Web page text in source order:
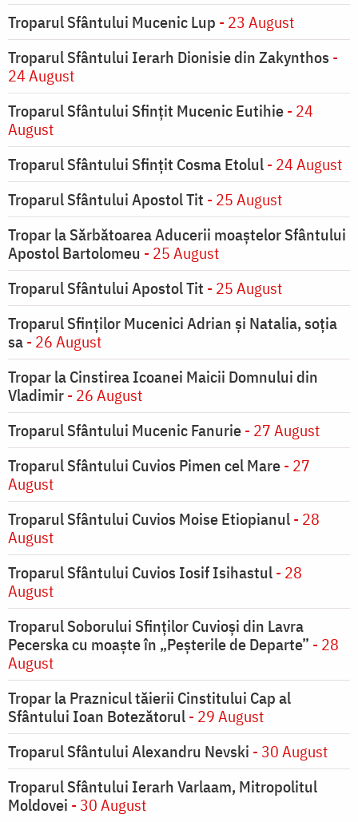
Troparul Sfântului Mucenic Lup - 23 August
Troparul Sfântului Ierarh Dionisie din Zakynthos -
24 August
Troparul Sfântului Sfinţit Mucenic Eutihie- 24
August
Troparul Sfântului Sfinţit Cosma Etolul- 24 August
Troparul Sfântului Apostol Tit - 25 August
Tropar la Sărbătoarea Aducerii moaştelor Sfântului
Apostol Bartolomeu - 25 August
Troparul Sfântului Apostol Tit - 25 August
Troparul Sfinţilor Mucenici Adrian şi Natalia, soţia
sa- 26 August
Tropar la Cinstirea Icoanei Maicii Domnului din
Vladimir- 26 August
Troparul Sfântului Mucenic Fanurie- 27 August
Troparul Sfântului Cuvios Pimen cel Mare- 27
August
Troparul Sfântului Cuvios Moise Etiopianul- 28
August
Troparul Sfântului Cuvios Iosif Isihastul- 28
August
Troparul Soborului Sfinților Cuvioși din Lavra
Pecerska cu moaște în „Peșterile de Departe” - 28
August
Tropar la Praznicul tăierii Cinstitului Cap al
Sfântului Ioan Botezătorul- 29 August
Troparul Sfântului Alexandru Nevski - 30 August
Troparul Sfântului Ierarh Varlaam, Mitropolitul
Moldovei - 30 August